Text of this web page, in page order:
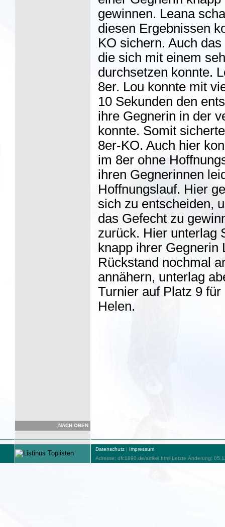
gewinnen. Leana
diesen Ergebnissen
KO sichern. Auch
die sich mit einem
durchsetzen konnte.
8er. Lou konnte mit
10 Sekunden den
ihre Gegnerin in der
konnte. Somit
8er-KO. Auch hier
im 8er ohne
ihren Gegnerinnen
Hoffnungslauf. Hier
sich zu entscheiden,
das Gefecht zu
zurück. Hier unterlag
knapp ihrer
Rückstand nochmal
annähern, unterlag
Turnier auf Platz 9
Helen.
NACH OBEN
Datenschutz | Impressum
Adresse: dfc1890.de/artikel.html Letzte Änderung: